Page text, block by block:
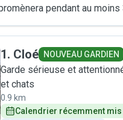
pendant au
1. Cloé NOUVEAU GARDIEN
Garde sérieuse et
et chats
0.9 km
Calendrier récemment mis